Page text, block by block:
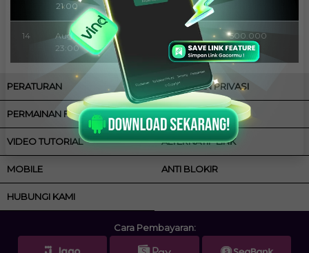
21:00
semua Pemain
14
Aug 7
23:00
Tournament Gratis
semua Pemain
500.000
PERATURAN KEBIJAKAN PRIVASI
PERMAINAN FAIR CARA BERMAIN
VIDEO TUTORIAL ALTERNATIF LINK
MOBILE ANTI BLOKIR
HUBUNGI KAMI
Cara Pembayaran: